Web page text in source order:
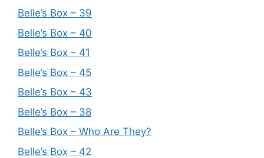
Belle’s Box – 39
Belle’s Box – 40
Belle’s Box – 41
Belle’s Box – 45
Belle’s Box – 43
Belle’s Box – 38
Belle’s Box – Who Are They?
Belle’s Box – 42